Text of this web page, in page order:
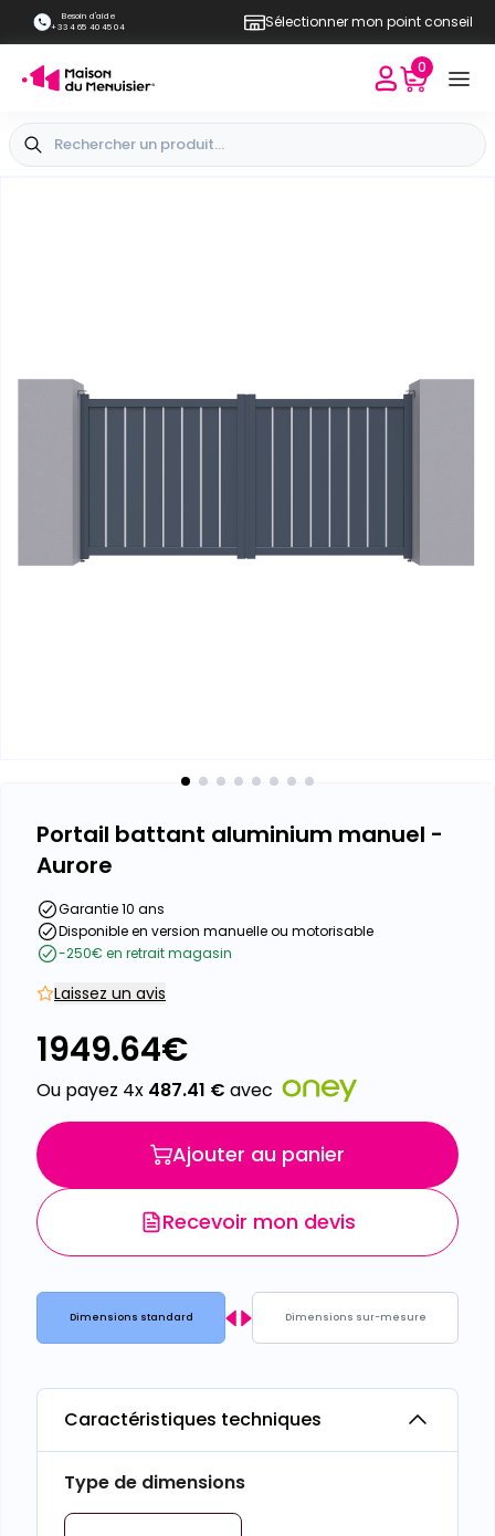
Besoin d'aide
+33 4 65 40 45 04
Sélectionner mon point conseil
0
Portail battant aluminium manuel -
Aurore
Garantie 10 ans
Disponible en version manuelle ou motorisable
-250€ en retrait magasin
Laissez un avis
1949.64€
Ou payez 4x 487.41 € avec
Ajouter au panier
Recevoir mon devis
Dimensions standard Dimensions sur-mesure
Caractéristiques techniques
Type de dimensions